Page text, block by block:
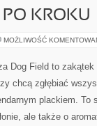
KROKU
MOŻLIWOŚĆ
Dog Field to
chcą zgłębiać
plackiem. To
ale także o